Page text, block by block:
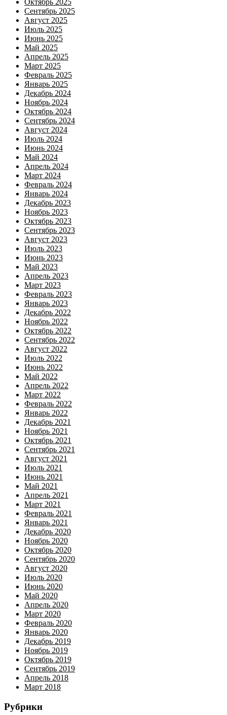
Октябрь 2025
Сентябрь 2025
Август 2025
Июль 2025
Июнь 2025
Май 2025
Апрель 2025
Март 2025
Февраль 2025
Январь 2025
Декабрь 2024
Ноябрь 2024
Октябрь 2024
Сентябрь 2024
Август 2024
Июль 2024
Июнь 2024
Май 2024
Апрель 2024
Март 2024
Февраль 2024
Январь 2024
Декабрь 2023
Ноябрь 2023
Октябрь 2023
Сентябрь 2023
Август 2023
Июль 2023
Июнь 2023
Май 2023
Апрель 2023
Март 2023
Февраль 2023
Январь 2023
Декабрь 2022
Ноябрь 2022
Октябрь 2022
Сентябрь 2022
Август 2022
Июль 2022
Июнь 2022
Май 2022
Апрель 2022
Март 2022
Февраль 2022
Январь 2022
Декабрь 2021
Ноябрь 2021
Октябрь 2021
Сентябрь 2021
Август 2021
Июль 2021
Июнь 2021
Май 2021
Апрель 2021
Март 2021
Февраль 2021
Январь 2021
Декабрь 2020
Ноябрь 2020
Октябрь 2020
Сентябрь 2020
Август 2020
Июль 2020
Июнь 2020
Май 2020
Апрель 2020
Март 2020
Февраль 2020
Январь 2020
Декабрь 2019
Ноябрь 2019
Октябрь 2019
Сентябрь 2019
Апрель 2018
Март 2018
Рубрики